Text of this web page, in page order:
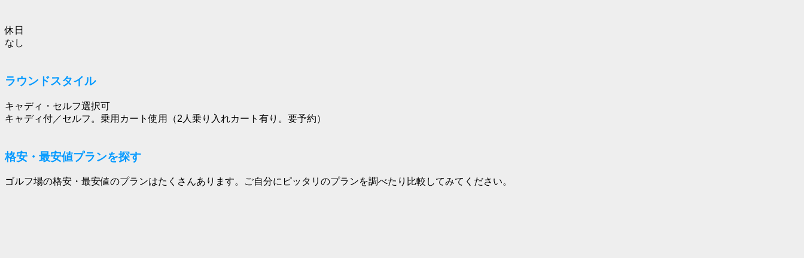
休日
なし
ラウンドスタイル
キャディ・セルフ選択可
キャディ付／セルフ。乗用カート使用（2人乗り入れカート有り。要予約）
格安・最安値プランを探す
ゴルフ場の格安・最安値のプランはたくさんあります。ご自分にピッタリのプランを調べたり比較してみてください。